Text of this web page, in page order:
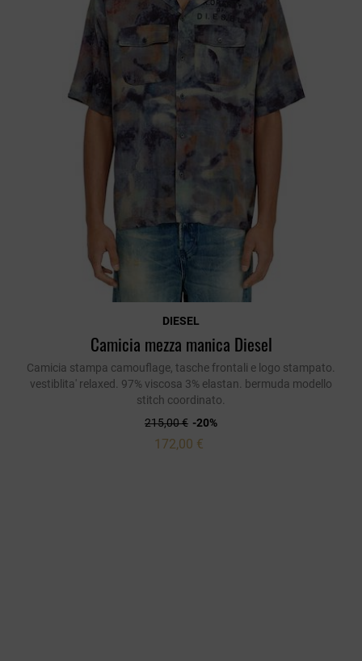
DIESEL
Camicia mezza manica Diesel
Camicia stampa camouflage, tasche frontali e logo stampato.
vestiblita' relaxed. 97% viscosa 3% elastan. bermuda modello
stitch coordinato.
215,00 € -20%
172,00 €